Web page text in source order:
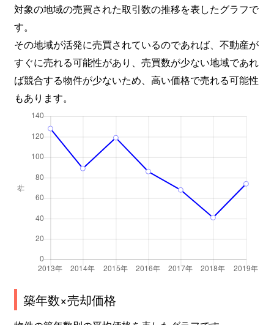
対象の地域の売買された取引数の推移を表したグラフで
す。
その地域が活発に売買されているのであれば、不動産が
すぐに売れる可能性があり、売買数が少ない地域であれ
ば競合する物件が少ないため、高い価格で売れる可能性
もあります。
築年数×売却価格